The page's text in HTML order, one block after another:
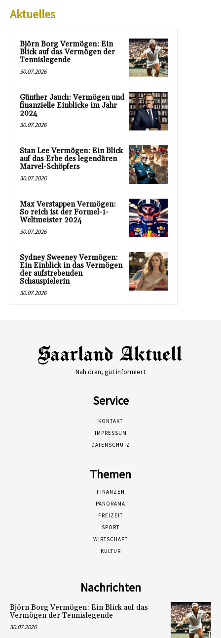
Aktuelles
Björn Borg Vermögen: Ein
Blick auf das Vermögen der
Tennislegende
30.07.2026
Günther Jauch: Vermögen und
finanzielle Einblicke im Jahr
2024
30.07.2026
Stan Lee Vermögen: Ein Blick
auf das Erbe des legendären
Marvel-Schöpfers
30.07.2026
Max Verstappen Vermögen:
So reich ist der Formel-1-
Weltmeister 2024
30.07.2026
Sydney Sweeney Vermögen:
Ein Einblick in das Vermögen
der aufstrebenden
Schauspielerin
30.07.2026
Nah dran, gut informiert
Service
KONTAKT
IMPRESSUM
DATENSCHUTZ
Themen
FINANZEN
PANORAMA
FREIZEIT
SPORT
WIRTSCHAFT
KULTUR
Nachrichten
Björn Borg Vermögen: Ein Blick auf das
Vermögen der Tennislegende
30.07.2026